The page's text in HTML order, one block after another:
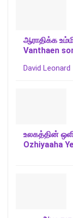
ஆராதிக்க
Vanthaen
David Leonard
உலகத்தின்
Ozhiyaaha